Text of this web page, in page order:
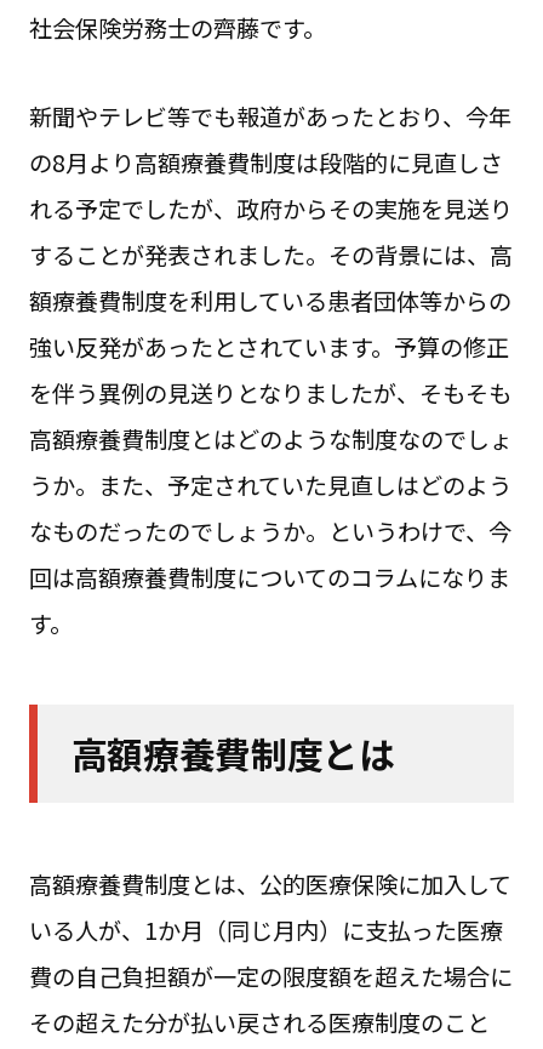
社会保険労務士の齊藤です。
新聞やテレビ等でも報道があったとおり、今年
の8月より高額療養費制度は段階的に見直しさ
れる予定でしたが、政府からその実施を見送り
することが発表されました。その背景には、高
額療養費制度を利用している患者団体等からの
強い反発があったとされています。予算の修正
を伴う異例の見送りとなりましたが、そもそも
高額療養費制度とはどのような制度なのでしょ
うか。また、予定されていた見直しはどのよう
なものだったのでしょうか。というわけで、今
回は高額療養費制度についてのコラムになりま
す。
高額療養費制度とは
高額療養費制度とは、公的医療保険に加入して
いる人が、1か月（同じ月内）に支払った医療
費の自己負担額が一定の限度額を超えた場合に
その超えた分が払い戻される医療制度のこと